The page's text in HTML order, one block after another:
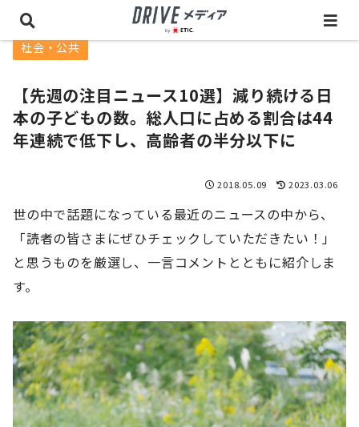
社会・公共
【先週の注目ニュース10選】減り続ける日
本の子どもの数。総人口に占める割合は44
年連続で低下し、高齢者の半分以下に
2018.05.09 2023.03.06
世の中で話題になっている最近のニュースの中から、
「読者の皆さまにぜひチェックしていただきたい！」
と思うものを厳選し、一言コメントとともに紹介しま
す。